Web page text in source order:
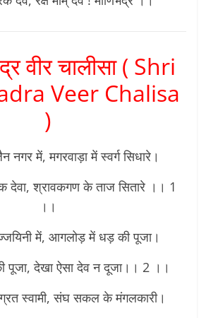
वीर चालीसा ( Shri
Veer Chalisa
)
में, मगरवाड़ा में स्वर्ग सिधारे।
देवा, श्रावकगण के ताज सितारे ।। 1
।।
में, आगलोड़ में धड़ की पूजा।
पूजा, देखा ऐसा देव न दूजा।। 2 ।।
स्वामी, संघ सकल के मंगलकारी।